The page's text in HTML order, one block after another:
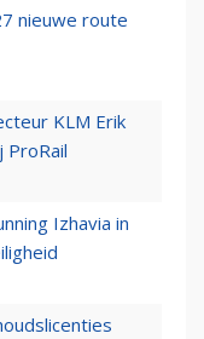
nieuwe route
KLM Erik
ProRail
Izhavia in